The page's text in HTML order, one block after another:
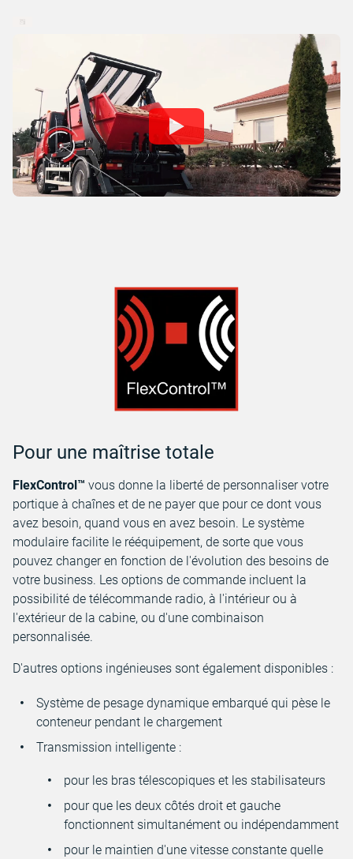
Pour une maîtrise totale
FlexControl™ vous donne la liberté de personnaliser votre
portique à chaînes et de ne payer que pour ce dont vous
avez besoin, quand vous en avez besoin. Le système
modulaire facilite le rééquipement, de sorte que vous
pouvez changer en fonction de l'évolution des besoins de
votre business. Les options de commande incluent la
possibilité de télécommande radio, à l'intérieur ou à
l'extérieur de la cabine, ou d'une combinaison
personnalisée.
D'autres options ingénieuses sont également disponibles :
Système de pesage dynamique embarqué qui pèse le
conteneur pendant le chargement
Transmission intelligente :
pour les bras télescopiques et les stabilisateurs
pour que les deux côtés droit et gauche
fonctionnent simultanément ou indépendamment
pour le maintien d'une vitesse constante quelle